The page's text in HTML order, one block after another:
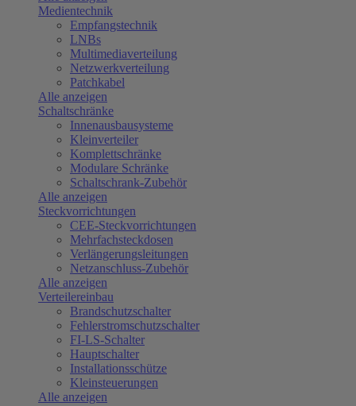
Medientechnik
Empfangstechnik
LNBs
Multimediaverteilung
Netzwerkverteilung
Patchkabel
Alle anzeigen
Schaltschränke
Innenausbausysteme
Kleinverteiler
Komplettschränke
Modulare Schränke
Schaltschrank-Zubehör
Alle anzeigen
Steckvorrichtungen
CEE-Steckvorrichtungen
Mehrfachsteckdosen
Verlängerungsleitungen
Netzanschluss-Zubehör
Alle anzeigen
Verteilereinbau
Brandschutzschalter
Fehlerstromschutzschalter
FI-LS-Schalter
Hauptschalter
Installationsschütze
Kleinsteuerungen
Alle anzeigen